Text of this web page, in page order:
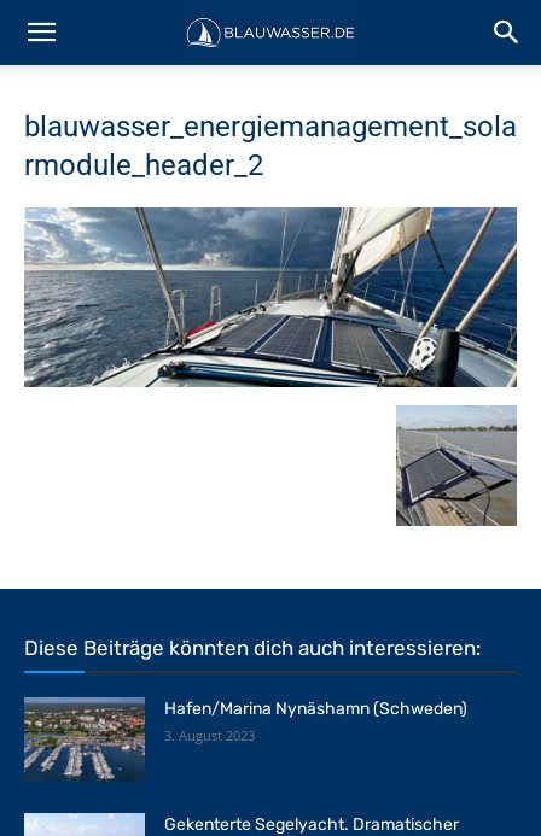
blauwasser_energiemanagement_sola
rmodule_header_2
Diese Beiträge könnten dich auch interessieren:
Hafen/Marina Nynäshamn (Schweden)
3. August 2023
Gekenterte Segelyacht. Dramatischer